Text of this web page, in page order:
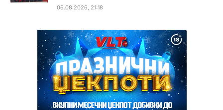
06.08.2026, 21:18